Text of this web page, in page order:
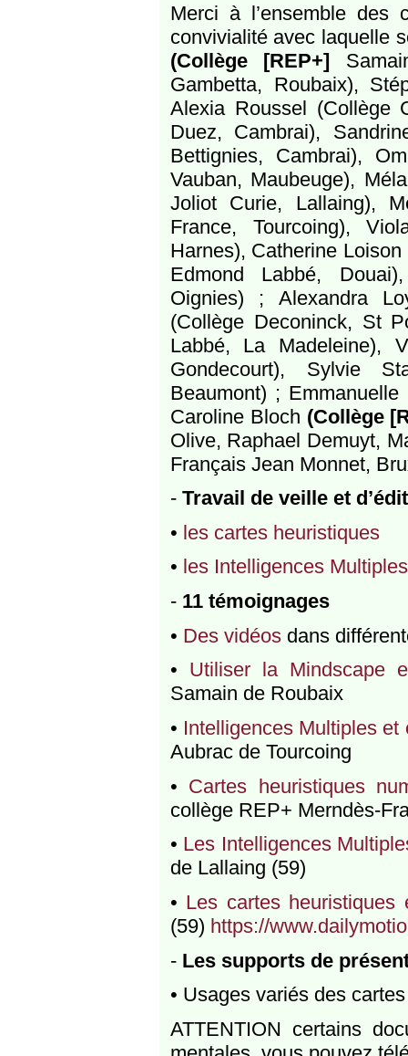
Merci à l’ensemble des
convivialité avec laquelle
(Collège [REP+]
Gambetta, Roubaix),
Alexia Roussel (Collège
Duez, Cambrai),
Bettignies, Cambrai),
Vauban, Maubeuge),
Joliot Curie, Lallaing),
France, Tourcoing),
Harnes), Catherine
Edmond Labbé,
Oignies) ; Alexandra
(Collège Deconinck, St
Labbé, La Madeleine),
Gondecourt), Sylvie
Beaumont) ;
Caroline Bloch (Collège
Olive, Raphael Demuyt,
Français Jean Monnet,
- Travail de veille et
• les cartes heuristiques
• les Intelligences Multiples
- 11 témoignages
• Des vidéosdans
• Utiliser la Mindscape
Samain de Roubaix
• Intelligences Multiples
Aubrac de Tourcoing
• Cartes heuristiques
collège REP+ Merndès-
• Les Intelligences
de Lallaing (59)
• Les cartes heuristiques
(59) https://
- Les supports de
• Usages variés des
ATTENTION certains